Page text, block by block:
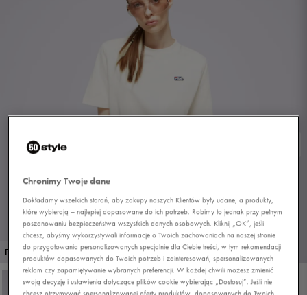
PROMO: DO -30% 1/4
Chronimy Twoje dane
Dokładamy wszelkich starań, aby zakupy naszych Klientów były udane, a produkty,
które wybierają – najlepiej dopasowane do ich potrzeb. Robimy to jednak przy pełnym
poszanowaniu bezpieczeństwa wszystkich danych osobowych. Kliknij „OK”, jeśli
chcesz, abyśmy wykorzystywali informacje o Twoich zachowaniach na naszej stronie
do przygotowania personalizowanych specjalnie dla Ciebie treści, w tym rekomendacji
produktów dopasowanych do Twoich potrzeb i zainteresowań, spersonalizowanych
reklam czy zapamiętywanie wybranych preferencji. W każdej chwili możesz zmienić
swoją decyzję i ustawienia dotyczące plików cookie wybierając „Dostosuj”. Jeśli nie